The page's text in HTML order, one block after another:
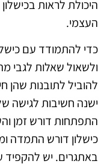
היכולת לראות
העצמי.
כדי להתמודד עם
ולשאול שאלות לגבי
להוביל לתובנות שהן
ישנה חשיבות לגישה
התפתחות דורש זמן
כישלון דורש התמדה
באתגרים. יש